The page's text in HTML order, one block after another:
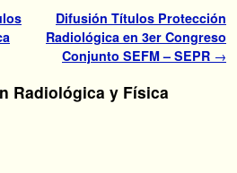
Difusión Títulos Protección
Radiológica en 3er Congreso
Conjunto SEFM – SEPR →
Radiológica y Física